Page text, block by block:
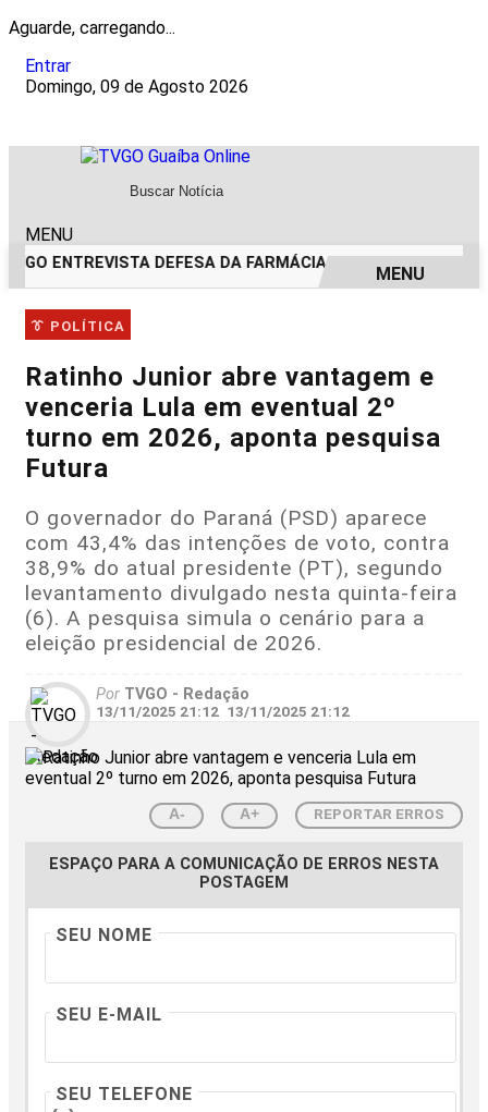
Aguarde, carregando...
Entrar
Domingo, 09 de Agosto 2026
MENU
ENTREVISTA DEFESA DA FARMÁCIA INVESTIGADA EM
EM ALTA
MENU
👔 POLÍTICA
Ratinho Junior abre vantagem e
venceria Lula em eventual 2º
turno em 2026, aponta pesquisa
Futura
O governador do Paraná (PSD) aparece
com 43,4% das intenções de voto, contra
38,9% do atual presidente (PT), segundo
levantamento divulgado nesta quinta-feira
(6). A pesquisa simula o cenário para a
eleição presidencial de 2026.
Por TVGO - Redação
13/11/2025 21:12 13/11/2025 21:12
A- A+ REPORTAR ERROS
ESPAÇO PARA A COMUNICAÇÃO DE ERROS NESTA
POSTAGEM
SEU NOME
SEU E-MAIL
SEU TELEFONE